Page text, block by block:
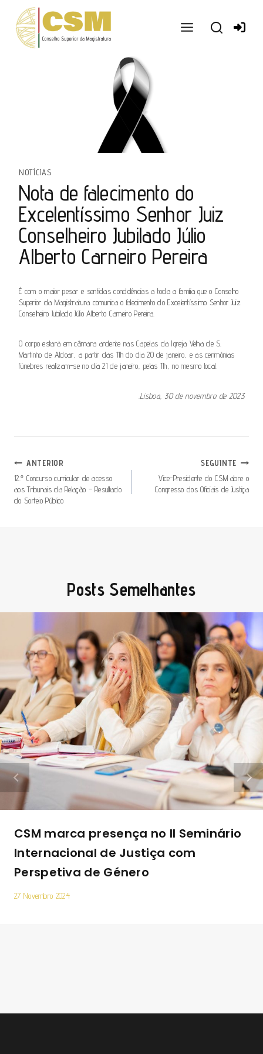
conteúdo
NOTÍCIAS
Nota de falecimento do
Excelentíssimo Senhor Juiz
Conselheiro Jubilado Júlio
Alberto Carneiro Pereira
É com o maior pesar e sentidas condolências a toda a família que o Conselho
Superior da Magistratura comunica o falecimento do Excelentíssimo Senhor Juiz
Conselheiro Jubilado Júlio Alberto Carneiro Pereira.
O corpo estará em câmara ardente nas Capelas da Igreja Velha de S.
Martinho de Aldoar, a partir das 11h do dia 20 de janeiro, e as cerimónias
fúnebres realizam-se no dia 21 de janeiro, pelas 11h, no mesmo local.
Lisboa, 30 de novembro de 2023
Navegação
De
Artigos
ANTERIOR
12.º Concurso curricular de acesso
aos Tribunais da Relação – Resultado
do Sorteio Público
SEGUINTE
Vice-Presidente do CSM abre o
Congresso dos Oficiais de Justiça
Posts Semelhantes
CSM marca presença no II Seminário
Internacional de Justiça com
Perspetiva de Género
27 Novembro 2024